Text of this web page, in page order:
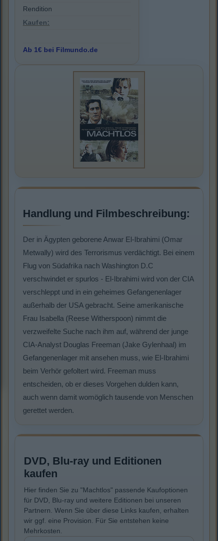
Rendition
Kaufen:
Ab 1€ bei Filmundo.de
Handlung und Filmbeschreibung:
Der in Ägypten geborene Anwar El-Ibrahimi (Omar
Metwally) wird des Terrorismus verdächtigt. Bei einem
Flug von Südafrika nach Washington D.C
verschwindet er spurlos - El-Ibrahimi wird von der CIA
verschleppt und in ein geheimes Gefangenenlager
außerhalb der USA gebracht. Seine amerikanische
Frau Isabella (Reese Witherspoon) nimmt die
verzweifelte Suche nach ihm auf, während der junge
CIA-Analyst Douglas Freeman (Jake Gylenhaal) im
Gefangenenlager mit ansehen muss, wie El-Ibrahimi
beim Verhör gefoltert wird. Freeman muss
entscheiden, ob er dieses Vorgehen dulden kann,
auch wenn damit womöglich tausende von Menschen
gerettet werden.
DVD, Blu-ray und Editionen
kaufen
Hier finden Sie zu "Machtlos" passende Kaufoptionen
für DVD, Blu-ray und weitere Editionen bei unseren
Partnern. Wenn Sie über diese Links kaufen, erhalten
wir ggf. eine Provision. Für Sie entstehen keine
Mehrkosten.